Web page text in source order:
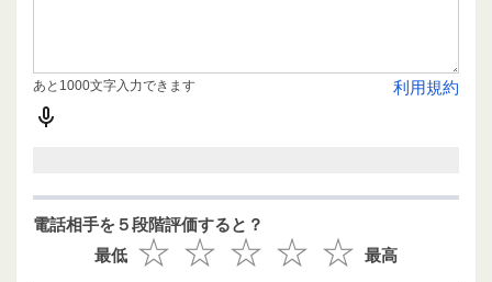
利用規約
あと1000文字入力できます
電話相手を５段階評価すると？
最低
最高